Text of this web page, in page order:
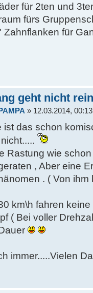
für 2ten und
fürs
Zahnflanken für
geht nicht
» 12.03.2014, 00:13
ist das schon
Rastung wie
, Aber eine
. ( Von
km\h fahren
( Bei voller
immer.....Vielen